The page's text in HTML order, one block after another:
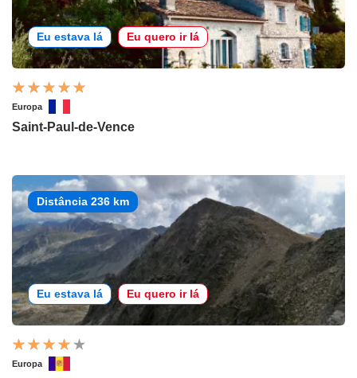
Eu estava lá Eu quero ir lá
Europa
Saint-Paul-de-Vence
Distância 236 km
Eu estava lá Eu quero ir lá
Europa